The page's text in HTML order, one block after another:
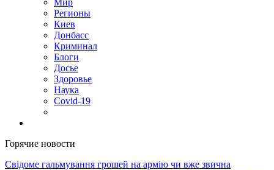
Мир
Регионы
Киев
Донбасс
Криминал
Блоги
Досье
Здоровье
Наука
Covid-19
Горячие новости
Свідоме гальмування грошей на армію чи вже звична